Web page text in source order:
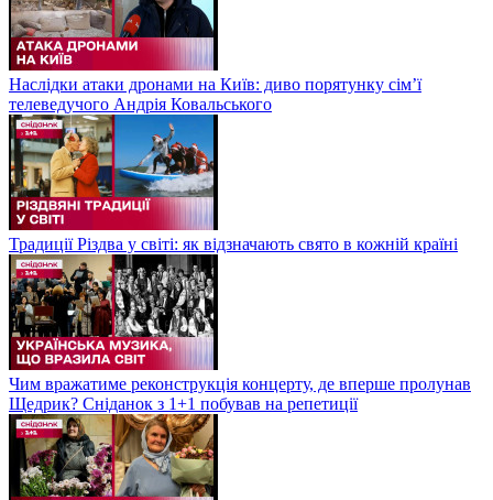
Наслідки атаки дронами на Київ: диво порятунку сім’ї
телеведучого Андрія Ковальського
Традиції Різдва у світі: як відзначають свято в кожній країні
Чим вражатиме реконструкція концерту, де вперше пролунав
Щедрик? Сніданок з 1+1 побував на репетиції